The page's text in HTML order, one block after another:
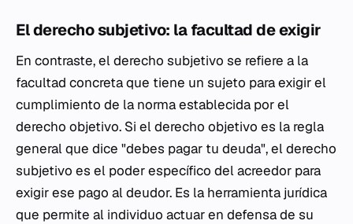
El derecho subjetivo: la facultad de exigir
En contraste, el derecho subjetivo se refiere a la
facultad concreta que tiene un sujeto para exigir el
cumplimiento de la norma establecida por el
derecho objetivo. Si el derecho objetivo es la regla
general que dice "debes pagar tu deuda", el derecho
subjetivo es el poder específico del acreedor para
exigir ese pago al deudor. Es la herramienta jurídica
que permite al individuo actuar en defensa de su